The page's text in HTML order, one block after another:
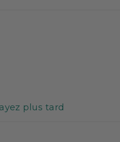
:
régime hyperprotéiné, ainsi
alimentaires et même
plus tard